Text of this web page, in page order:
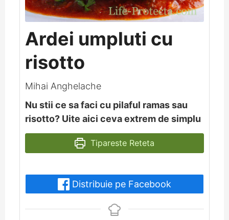
Ardei umpluti cu
risotto
Mihai Anghelache
Nu stii ce sa faci cu pilaful ramas sau
risotto? Uite aici ceva extrem de simplu
Tipareste Reteta
Distribuie pe Facebook